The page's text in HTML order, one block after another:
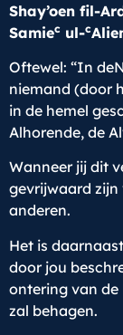
Shay’oen fil-
Samiec ul-c
Oftewel: “In
niemand (door
in de hemel
Alhorende, de
Wanneer jij dit
gevrijwaard zijn
anderen.
Het is
door jou
ontering van de
zal behagen.